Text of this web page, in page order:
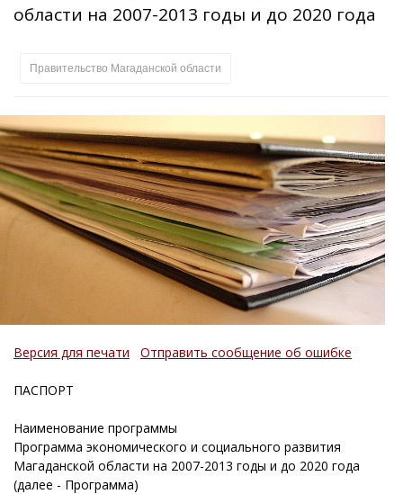
области на 2007-2013 годы и до 2020 года
Правительство Магаданской области
Версия для печати Отправить сообщение об ошибке
ПАСПОРТ
Наименование программы
Программа экономического и социального развития
Магаданской области на 2007-2013 годы и до 2020 года
(далее - Программа)